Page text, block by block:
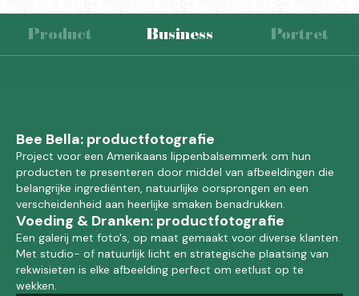
Bee Bella: productfotografie
Project voor een Amerikaans lippenbalsemmerk om hun
producten te presenteren door middel van afbeeldingen die
belangrijke ingrediënten, natuurlijke oorsprongen en een
verscheidenheid aan heerlijke smaken benadrukken.
Voeding & Dranken: productfotografie
Een galerij met foto's, op maat gemaakt voor diverse klanten.
Met studio- of natuurlijk licht en strategische plaatsing van
rekwisieten is elke afbeelding perfect om eetlust op te
wekken.
Product Business Portret